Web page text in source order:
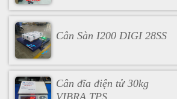
Cân Sàn I200 DIGI 28SS
Cân đĩa điện tử 30kg
VIBRA TPS